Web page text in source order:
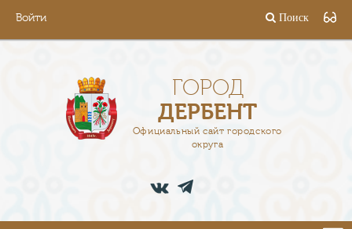
Войти Поиск
ГОРОД
ДЕРБЕНТ
Официальный сайт городского
округа
АДМИНИСТРАЦИЯ